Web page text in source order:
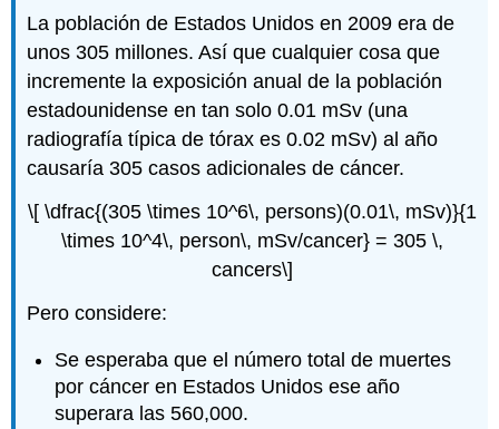
La población de Estados Unidos en 2009 era de
unos 305 millones. Así que cualquier cosa que
incremente la exposición anual de la población
estadounidense en tan solo 0.01 mSv (una
radiografía típica de tórax es 0.02 mSv) al año
causaría 305 casos adicionales de cáncer.
\[ \dfrac{(305 \times 10^6\, persons)(0.01\, mSv)}{1
\times 10^4\, person\, mSv/cancer} = 305 \,
cancers\]
Pero considere:
Se esperaba que el número total de muertes
por cáncer en Estados Unidos ese año
superara las 560,000.